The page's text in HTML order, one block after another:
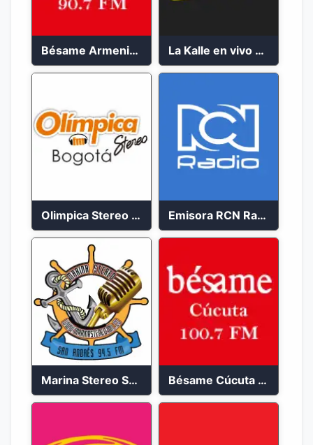
Bésame Armenia en vivo 2023 La Kalle en vivo 2023
Olimpica Stereo Bogotá 105.9 FM Vibrante Emisora RCN Radio 93.9 FM Bogotá
Marina Stereo San Andres 94.5 FM Bésame Cúcuta en vivo 2023